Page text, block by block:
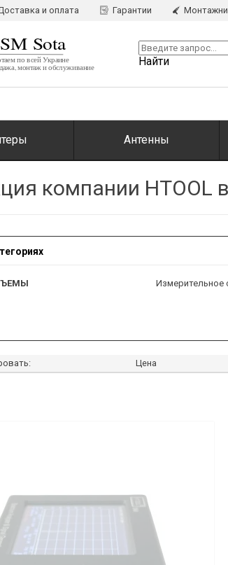
и оплата Гарантии
Найти
Антенны
компании HTOOL
Измерительное
Цена